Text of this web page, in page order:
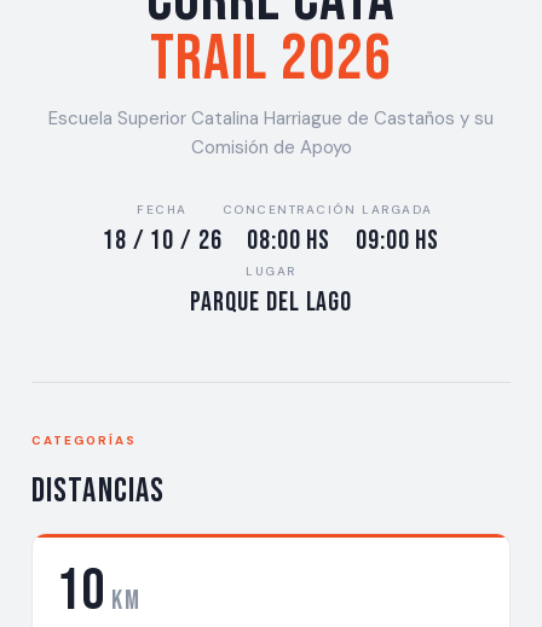
Trail 2026
Escuela Superior Catalina Harriague de Castaños y su
Comisión de Apoyo
FECHA
18 / 10 / 26
CONCENTRACIÓN
08:00 hs
LARGADA
09:00 hs
LUGAR
Parque del Lago
CATEGORÍAS
Distancias
10 km